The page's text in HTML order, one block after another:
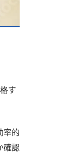
す
率的
確認